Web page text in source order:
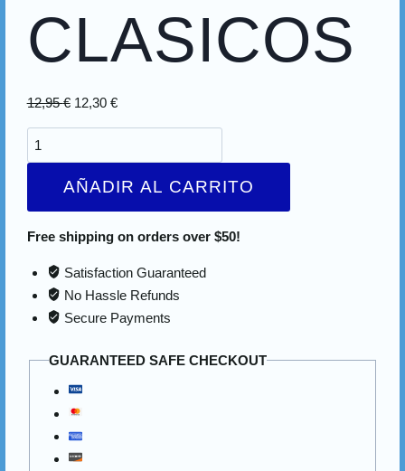
CLASICOS
12,95€ 12,30 €
AÑADIR AL CARRITO
Free shipping on orders over $50!
Satisfaction Guaranteed
No Hassle Refunds
Secure Payments
GUARANTEED SAFE CHECKOUT